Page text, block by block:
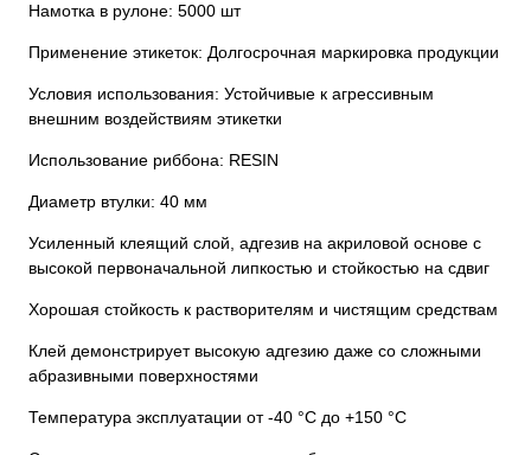
Намотка в рулоне: 5000 шт
Применение этикеток: Долгосрочная маркировка продукции
Условия использования: Устойчивые к агрессивным
внешним воздействиям этикетки
Использование риббона: RESIN
Диаметр втулки: 40 мм
Усиленный клеящий слой, адгезив на акриловой основе с
высокой первоначальной липкостью и стойкостью на сдвиг
Хорошая стойкость к растворителям и чистящим средствам
Клей демонстрирует высокую адгезию даже со сложными
абразивными поверхностями
Температура эксплуатации от -40 °C до +150 °C